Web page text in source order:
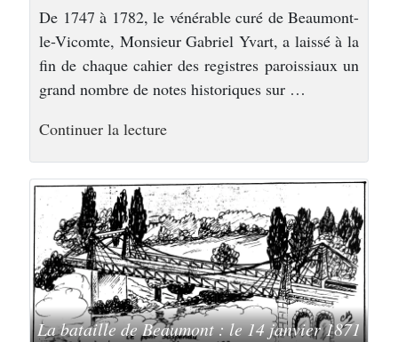
De 1747 à 1782, le vénérable curé de Beaumont-
le-Vicomte, Monsieur Gabriel Yvart, a laissé à la
fin de chaque cahier des registres paroissiaux un
grand nombre de notes historiques sur …
Continuer la lecturede
ville
d’histoire »
La bataille de Beaumont : le 14 janvier 1871